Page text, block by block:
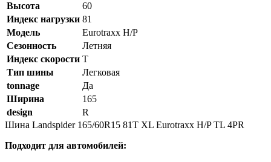
Высота
60
Индекс нагрузки 81
Модель
Eurotraxx H/P
Сезонность
Летняя
Индекс скорости T
Тип шины
Легковая
tonnage
Да
Ширина
165
design
R
Шина Landspider 165/60R15 81T XL Eurotraxx H/P TL 4PR
Подходит для автомобилей: